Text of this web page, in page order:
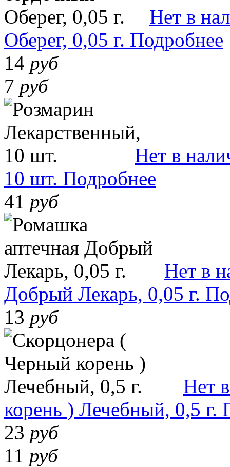
Нет в
Оберег, 0,05 г. Подробнее
14 руб
7 руб
Нет в
10 шт. Подробнее
41 руб
Нет в
Добрый Лекарь, 0,05 г.
13 руб
Нет
корень ) Лечебный, 0,5 г.
23 руб
11 руб